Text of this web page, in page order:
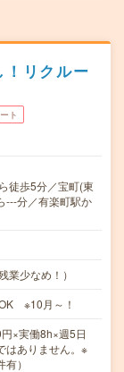
リクルー
ト
徒歩5分／宝町(東
---分／有楽町駅か
少なめ！）
※10月～！
×実働8h×週5日
はありません。※
）